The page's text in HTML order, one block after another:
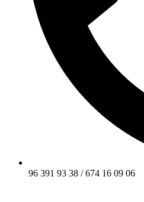
96 391 93 38 / 674 16 09 06